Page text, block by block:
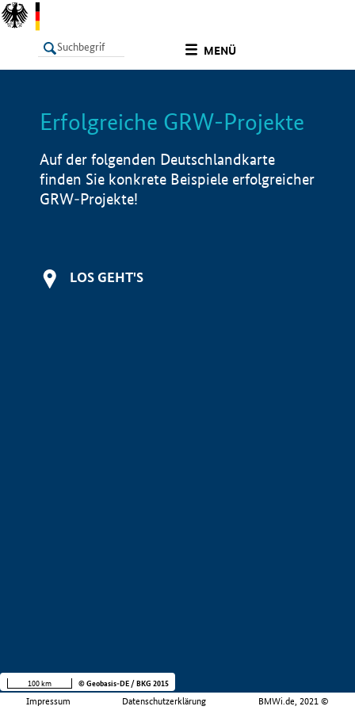
MENÜ
LISTE Info
Erfolgreiche GRW-Projekte
Auf der folgenden Deutschlandkarte
finden Sie konkrete Beispiele erfolgreicher
GRW-Projekte!
LOS GEHT'S
Impressum Datenschutzerklärung BMWi.de, 2021 ©
100 km © Geobasis-DE / BKG 2015